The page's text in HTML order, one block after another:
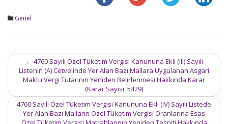
Genel
Post
navigation
← 4760 Sayılı Özel Tüketim Vergisi Kanununa Ekli (III) Sayılı
Listenin (A) Cetvelinde Yer Alan Bazı Mallara Uygulanan Asgari
Maktu Vergi Tutarının Yeniden Belirlenmesi Hakkında Karar
(Karar Sayısı: 5429)
4760 Sayılı Özel Tüketim Vergisi Kanununa Ekli (IV) Sayılı Listede
Yer Alan Bazı Malların Özel Tüketim Vergisi Oranlarına Esas